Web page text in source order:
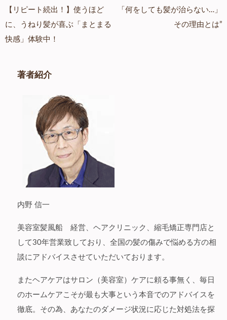
投
稿
【リピート続出！】使うほど
に、うねり髪が喜ぶ「まとまる
快感」体験中！
「何をしても髪が治らない…」
その理由とは”
著者紹介
内野 信一
美容室髪風船 経営、ヘアクリニック、縮毛矯正専門店と
して30年営業致しており、全国の髪の傷みで悩める方の相
談にアドバイスさせていただいております。
またヘアケアはサロン（美容室）ケアに頼る事無く、毎日
のホームケアこそが最も大事という本音でのアドバイスを
徹底。その為、あなたのダメージ状況に応じた対処法を探